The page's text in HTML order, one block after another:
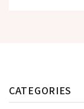
CATEGORIES